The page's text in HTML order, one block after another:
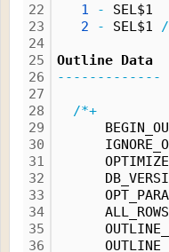
22
23
24
25
26
27
28
29
30
31
32
33
34
35
36
1 -
SEL$1
2
- SEL$1 /
Outline Data
-------------
/*+
ALL_ROWS